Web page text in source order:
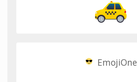
EmojiOne